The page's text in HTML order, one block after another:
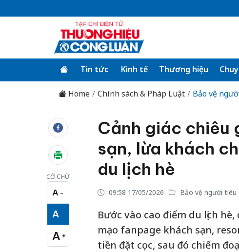
Tin tức Kinh tế Thương hiệu
Home Chính sách & Pháp Luật Bảo vệ
CỠ CHỮ
A −
Cỡ chữ nhỏ
A
Cỡ chữ vừa
A +
Cỡ chữ lớn
Cảnh giác chiêu
sạn, lừa khách
du lịch hè
09:58 17/05/2026 Bảo vệ người tiêu
Bước vào cao điểm du lịch
mạo fanpage khách sạn,
tiền đặt cọc, sau đó chiếm